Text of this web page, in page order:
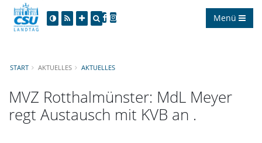
Menü
START AKTUELLES AKTUELLES
MVZ Rotthalmünster: MdL Meyer
regt Austausch mit KVB an .